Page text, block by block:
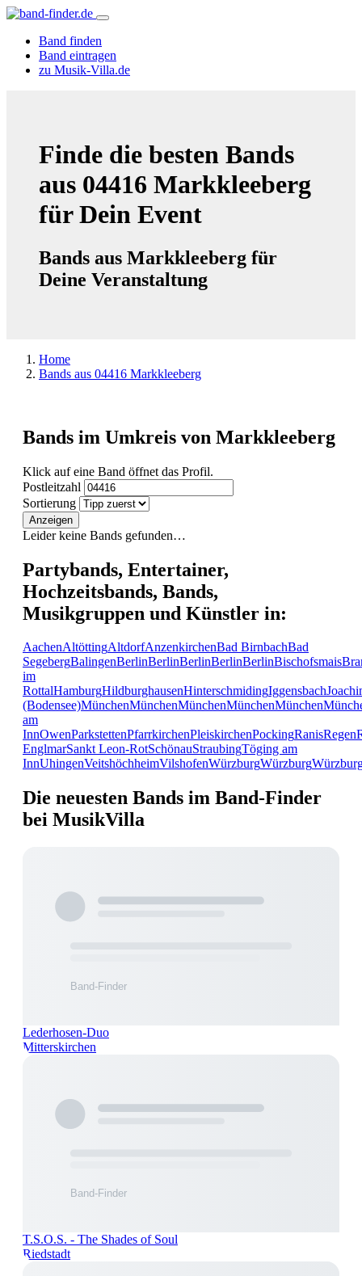
Band finden
Band eintragen
zu Musik-Villa.de
Finde die besten Bands
aus 04416 Markkleeberg
für Dein Event
Bands aus Markkleeberg für
Deine Veranstaltung
Home
Bands aus 04416 Markkleeberg
Bands im Umkreis von Markkleeberg
Klick auf eine Band öffnet das Profil.
Postleitzahl
Sortierung
Anzeigen
Leider keine Bands gefunden…
Partybands, Entertainer,
Hochzeitsbands, Bands,
Musikgruppen und Künstler in:
AachenAltöttingAltdorfAnzenkirchenBad BirnbachBad
SegebergBalingenBerlinBerlinBerlinBerlinBerlinBischofsmais
im
RottalHamburgHildburghausenHinterschmidingIggensbach
(Bodensee)MünchenMünchenMünchenMünchenMünchen
am
InnOwenParkstettenPfarrkirchenPleiskirchenPockingRanisRegen
EnglmarSankt Leon-RotSchönauStraubingTöging am
InnUhingenVeitshöchheimVilshofenWürzburgWürzburg
Die neuesten Bands im Band-Finder
bei MusikVilla
Lederhosen-Duo
Mitterskirchen
T.S.O.S. - The Shades of Soul
Riedstadt